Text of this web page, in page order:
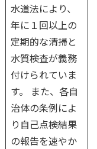
水道法により、
年に１回以上の
定期的な清掃と
水質検査が義務
付けられていま
す。 また、各自
治体の条例によ
り自己点検結果
の報告を速やか